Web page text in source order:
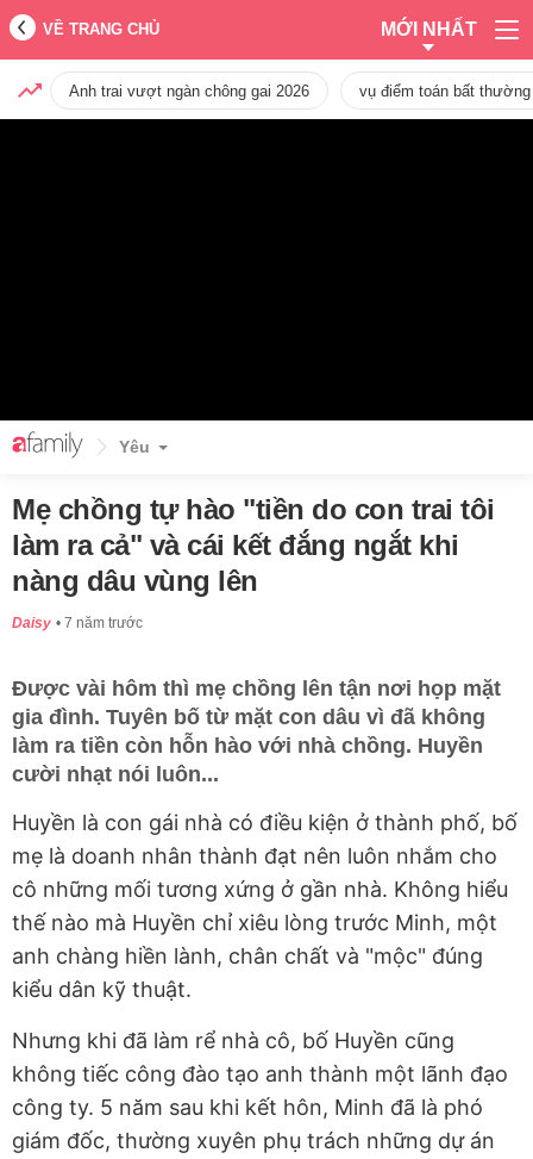
VỀ TRANG CHỦ MỚI NHẤT
Anh trai vượt ngàn chông gai 2026 vụ điểm toán bất
Yêu
Mẹ chồng tự hào "tiền do con trai tôi
làm ra cả" và cái kết đắng ngắt khi
nàng dâu vùng lên
Daisy 7 năm trước
Được vài hôm thì mẹ chồng lên tận nơi họp mặt
gia đình. Tuyên bố từ mặt con dâu vì đã không
làm ra tiền còn hỗn hào với nhà chồng. Huyền
cười nhạt nói luôn...
Huyền là con gái nhà có điều kiện ở thành phố, bố
mẹ là doanh nhân thành đạt nên luôn nhắm cho
cô những mối tương xứng ở gần nhà. Không hiểu
thế nào mà Huyền chỉ xiêu lòng trước Minh, một
anh chàng hiền lành, chân chất và "mộc" đúng
kiểu dân kỹ thuật.
Nhưng khi đã làm rể nhà cô, bố Huyền cũng
không tiếc công đào tạo anh thành một lãnh đạo
công ty. 5 năm sau khi kết hôn, Minh đã là phó
giám đốc, thường xuyên phụ trách những dự án